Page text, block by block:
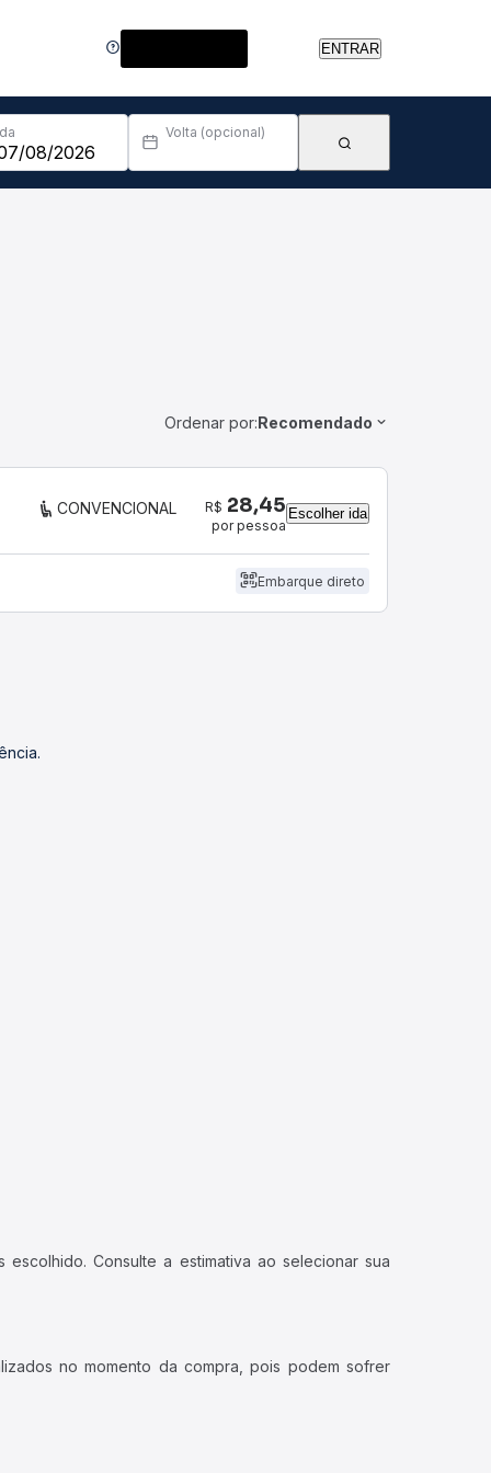
ENTRAR
Volta (opcional)
Ordenar por:Recomendado
CONVENCIONAL R$ 28,45
por pessoa
Escolher ida
Embarque direto
Consulte a estimativa ao selecionar sua
no momento da compra, pois podem sofrer